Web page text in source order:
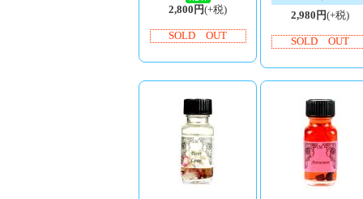
2,800円(+税)
SOLD OUT
2,980円(+税)
SOLD OUT